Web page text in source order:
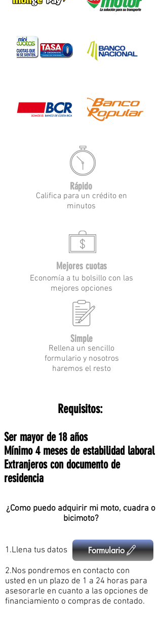
Rápido
Califica para un crédito en
minutos
Mejores cuotas
Economía a tu bolsillo con las
mejores opciones
Simple
Rellena un sencillo
formulario y nosotros
haremos el resto
Requisitos:
Ser mayor de 18 años​
Mínimo 4 meses de estabilidad laboral
Extranjeros con documento de
residencia
¿Como puedo adquirir mi moto, cuadra o
bicimoto?
1.Llena tus datos
2.Nos pondremos en contacto con
usted en un plazo de 1 a 24 horas para
asesorarle en cuanto a las opciones de
financiamiento o compras de contado.
Formulario